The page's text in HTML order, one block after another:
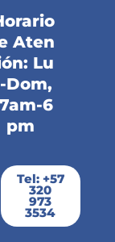
Aten
Lu
Dom,
6
pm
Tel: +57
320
973
3534